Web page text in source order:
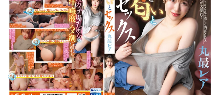
cowgirl Kuroshima Rei yang tak tertahankan
dan paling dahsyat